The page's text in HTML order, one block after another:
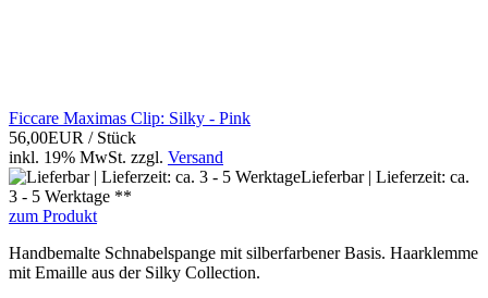
Ficcare Maximas Clip: Silky - Pink
56,00EUR / Stück
inkl. 19% MwSt. zzgl. Versand
Lieferbar | Lieferzeit: ca.
3 - 5 Werktage **
zum Produkt
Handbemalte Schnabelspange mit silberfarbener Basis. Haarklemme
mit Emaille aus der Silky Collection.